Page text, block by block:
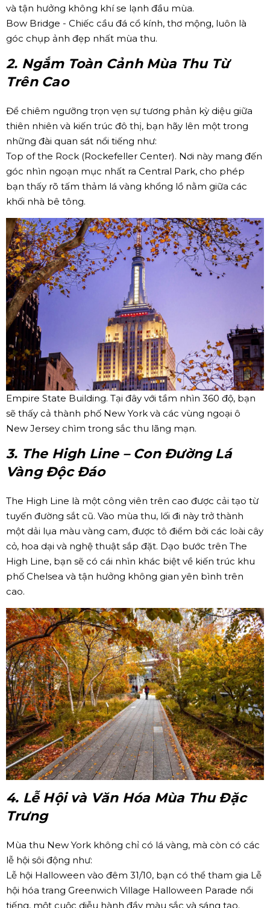
và tận hưởng không khí se lạnh đầu mùa.
Bow Bridge - Chiếc cầu đá cổ kính, thơ mộng, luôn là
góc chụp ảnh đẹp nhất mùa thu.
2. Ngắm Toàn Cảnh Mùa Thu Từ
Trên Cao
Để chiêm ngưỡng trọn vẹn sự tương phản kỳ diệu giữa
thiên nhiên và kiến trúc đô thị, bạn hãy lên một trong
những đài quan sát nổi tiếng như:
Top of the Rock (Rockefeller Center). Nơi này mang đến
góc nhìn ngoạn mục nhất ra Central Park, cho phép
bạn thấy rõ tấm thảm lá vàng khổng lồ nằm giữa các
khối nhà bê tông.
Empire State Building. Tại đây với tầm nhìn 360 độ, bạn
sẽ thấy cả thành phố New York và các vùng ngoại ô
New Jersey chìm trong sắc thu lãng mạn.
3. The High Line – Con Đường Lá
Vàng Độc Đáo
The High Line là một công viên trên cao được cải tạo từ
tuyến đường sắt cũ. Vào mùa thu, lối đi này trở thành
một dải lụa màu vàng cam, được tô điểm bởi các loài cây
cỏ, hoa dại và nghệ thuật sắp đặt. Dạo bước trên The
High Line, bạn sẽ có cái nhìn khác biệt về kiến trúc khu
phố Chelsea và tận hưởng không gian yên bình trên
cao.
4. Lễ Hội và Văn Hóa Mùa Thu Đặc
Trưng
Mùa thu New York không chỉ có lá vàng, mà còn có các
lễ hội sôi động như:
Lễ hội Halloween vào đêm 31/10, bạn có thể tham gia Lễ
hội hóa trang Greenwich Village Halloween Parade nổi
tiếng, một cuộc diễu hành đầy màu sắc và sáng tạo.